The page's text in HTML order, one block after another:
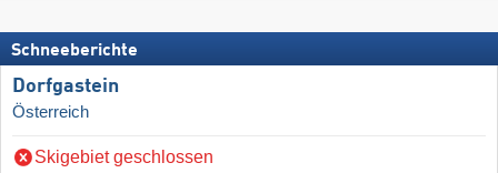
Schneeberichte
Dorfgastein
Österreich
Skigebiet geschlossen